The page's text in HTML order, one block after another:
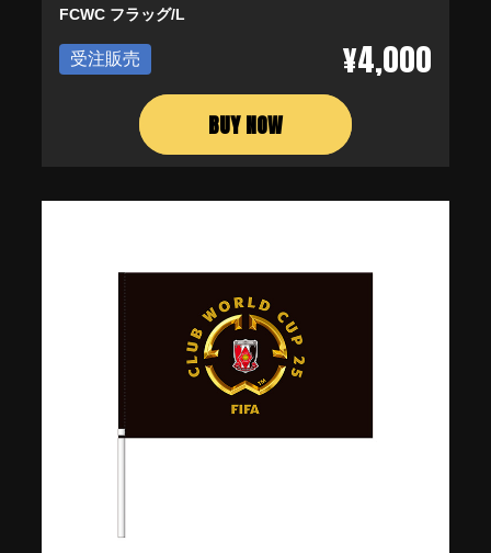
FCWC フラッグ/L
受注販売 ¥4,000
BUY NOW